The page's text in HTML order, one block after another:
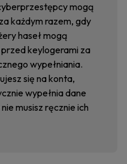
mogą
każdym razem, gdy
haseł mogą
keylogerami za
wypełniania.
się na konta,
wypełnia dane
musisz ręcznie ich